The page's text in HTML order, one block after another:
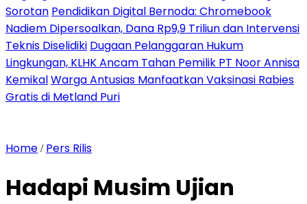
Sorotan Pendidikan Digital Bernoda: Chromebook
Nadiem Dipersoalkan, Dana Rp9,9 Triliun dan Intervensi
Teknis Diselidiki Dugaan Pelanggaran Hukum
Lingkungan, KLHK Ancam Tahan Pemilik PT Noor Annisa
KemikalWarga Antusias Manfaatkan Vaksinasi Rabies
Gratis di Metland Puri
Home / Pers Rilis
Hadapi Musim Ujian